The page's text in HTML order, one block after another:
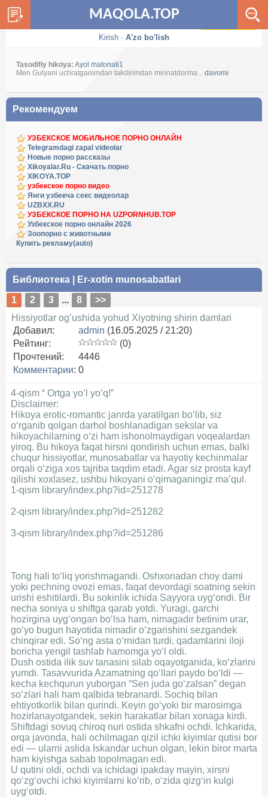
Dark / Light
MAQOLA.TOP
Kirish - A'zo bo'lish
Tasodifiy hikoya: Ayol matonati1
Men Gulyani uchratganimdan takdirimdan minnatdorma... davomi
Рекомендуем
УЗБЕКСКОЕ МОБИЛЬНОЕ ПОРНО ОНЛАЙН
Telegramdagi zapal videolar
Новые порно рассказы
Xikoyalar.Ru - Скачать порно
XIKOYA.TOP
узбекское порно видео
Янги узбекча секс видеолар
UZBXX.RU
УЗБЕКСКОЕ ПОРНО НА UZPORNHUB.TOP
Узбекское порно онлайн 2026
Зоопорно с животными
Купить рекламу(auto)
Библиотека
Er-xotin munosabatlari
1
2 3 ... 8
>>
Hissiyotlar og’ushida yohud Xiyotning shirin damlari
Добавил:
admin (16.05.2025 / 21:20)
Рейтинг:
(0)
Прочтений:
4446
Комментарии: 0
4-qism “ Ortga yo’l yo’q!”
Disclaimer:
Hikoya erotic-romantic janrda yaratilgan bo‘lib, siz
o‘rganib qolgan darhol boshlanadigan sekslar va
hikoyachilarning o‘zi ham ishonolmaydigan voqealardan
yiroq. Bu hikoya faqat hirsni qondirish uchun emas, balki
chuqur hissiyotlar, munosabatlar va hayotiy kechinmalar
orqali o‘ziga xos tajriba taqdim etadi. Agar siz prosta kayf
qilishi xoxlasez, ushbu hikoyani o‘qimaganingiz ma’qul.
1-qism library/index.php?id=251278
2-qism library/index.php?id=251282
3-qism library/index.php?id=251286
Tong hali to‘liq yorishmagandi. Oshxonadan choy dami
yoki pechning ovozi emas, faqat devordagi soatning sekin
urishi eshitilardi. Bu sokinlik ichida Sayyora uyg‘ondi. Bir
necha soniya u shiftga qarab yotdi. Yuragi, garchi
hozirgina uyg‘ongan bo‘lsa ham, nimagadir betinim urar,
go‘yo bugun hayotida nimadir o‘zgarishini sezgandek
chinqirar edi. So‘ng asta o‘rnidan turdi, qadamlarini iloji
boricha yengil tashlab hamomga yo‘l oldi.
Dush ostida ilik suv tanasini silab oqayotganida, ko‘zlarini
yumdi. Tasavvurida Azamatning qo‘llari paydo bo‘ldi —
kecha kechqurun yuborgan “Sen juda go‘zalsan” degan
so‘zlari hali ham qalbida tebranardi. Sochiq bilan
ehtiyotkorlik bilan qurindi. Keyin go‘yoki bir marosimga
hozirlanayotgandek, sekin harakatlar bilan xonaga kirdi.
Shiftdagi sovuq chiroq nuri ostida shkafni ochdi. Ichkarida,
orqa javonda, hali ochilmagan qizil ichki kiyimlar qutisi bor
edi — ularni aslida Iskandar uchun olgan, lekin biror marta
ham kiyishga sabab topolmagan edi.
U qutini oldi, ochdi va ichidagi ipakday mayin, xirsni
qo‘zg‘ovchi ichki kiyimlarni ko‘rib, o‘zida qizg‘in kulgi
uyg‘otdi.